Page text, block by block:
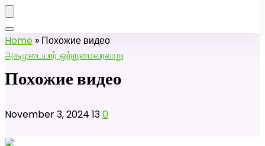
Home » Похожие видео
அகமுடையார் ஒற்றுமைவரலாறு
Похожие видео
November 3, 2024 130